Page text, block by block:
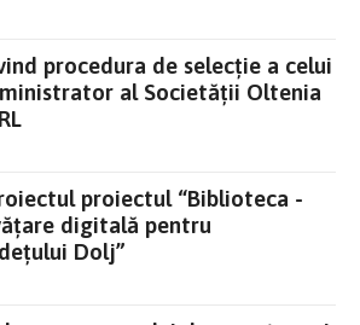
procedura de selecție a celui
al Societății Oltenia
proiectul “Biblioteca -
digitală pentru
Dolj”